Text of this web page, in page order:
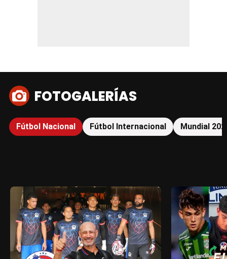
FOTOGALERÍAS
Fútbol Nacional Fútbol Internacional Mundial